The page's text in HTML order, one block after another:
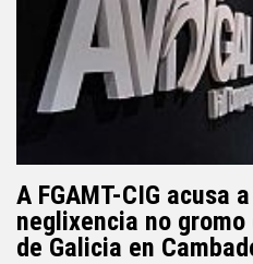
A FGAMT-CIG acusa
neglixencia no
de Galicia en